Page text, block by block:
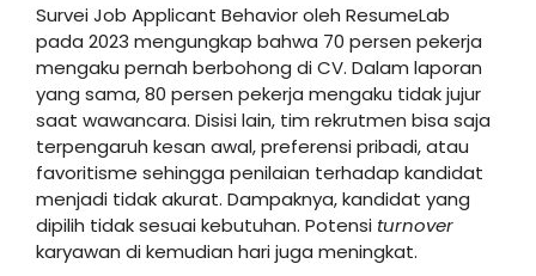
Survei Job Applicant Behavior oleh ResumeLab
pada 2023 mengungkap bahwa 70 persen pekerja
mengaku pernah berbohong di CV. Dalam laporan
yang sama, 80 persen pekerja mengaku tidak jujur
saat wawancara. Disisi lain, tim rekrutmen bisa saja
terpengaruh kesan awal, preferensi pribadi, atau
favoritisme sehingga penilaian terhadap kandidat
menjadi tidak akurat. Dampaknya, kandidat yang
dipilih tidak sesuai kebutuhan. Potensi turnover
karyawan di kemudian hari juga meningkat.